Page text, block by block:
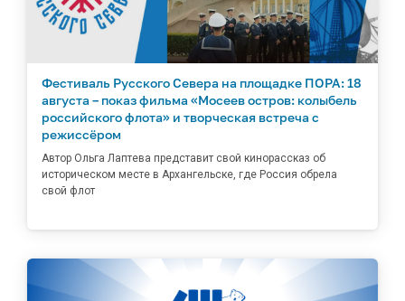
Фестиваль Русского Севера на площадке ПОРА: 18
августа – показ фильма «Мосеев остров: колыбель
российского флота» и творческая встреча с
режиссёром
Автор Ольга Лаптева представит свой кинорассказ об
историческом месте в Архангельске, где Россия обрела
свой флот